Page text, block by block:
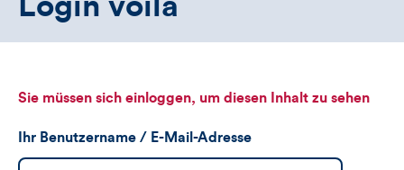
sehen
Login voilà
Sie müssen sich einloggen, um diesen Inhalt zu sehen
Ihr Benutzername / E-Mail-Adresse